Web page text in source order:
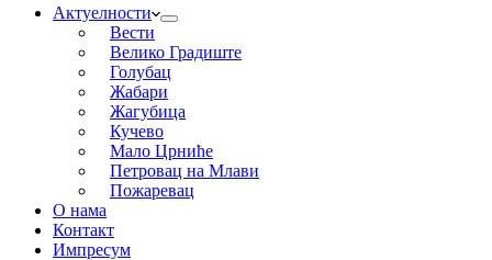
Актуелности
Вести
Велико Градиште
Голубац
Жабари
Жагубица
Кучево
Мало Црниће
Петровац на Млави
Пожаревац
О нама
Контакт
Импресум